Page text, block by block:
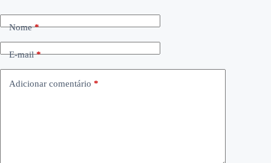
Nome*
E-mail*
Adicionar comentário *